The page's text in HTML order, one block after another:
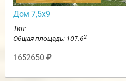
Дом 7,5х9
Тип:
Общая площадь: 107.62
1652650